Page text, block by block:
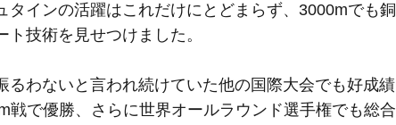
タインの活躍はこれだけにとどまらず、3000mでも
ト技術を見せつけました。
るわないと言われ続けていた他の国際大会でも好成
戦で優勝、さらに世界オールラウンド選手権でも総